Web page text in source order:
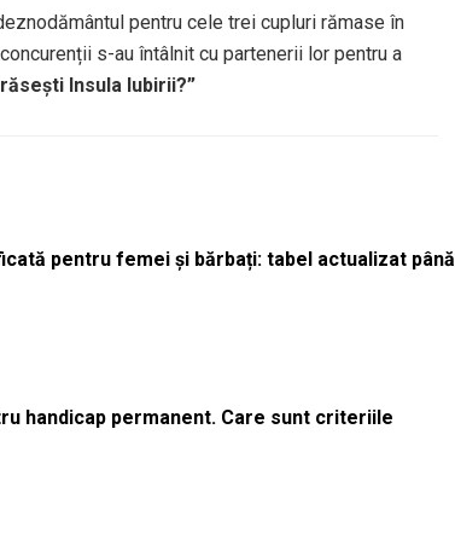
pentru cele trei cupluri rămase în
s-au întâlnit cu partenerii lor pentru a
Insula Iubirii?”
pentru femei și bărbați: tabel actualizat până
handicap permanent. Care sunt criteriile